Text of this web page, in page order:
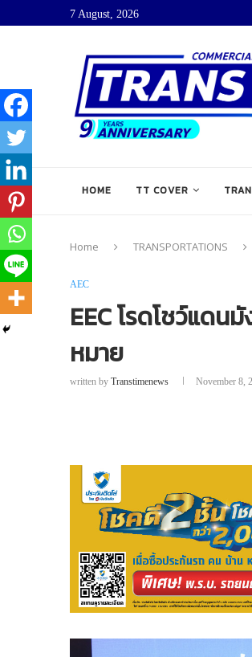
7 August, 2026
HOME TT COVER
Home TRANSPORTATIONS
AEC
EEC โรดโชว์แด
หมาย
written by Transtimenews November 8,